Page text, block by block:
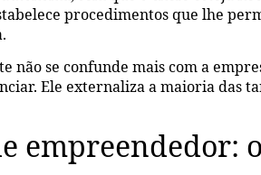
procedimentos que lhe
não se confunde mais com a
Ele externaliza a maioria das
empreendedor: